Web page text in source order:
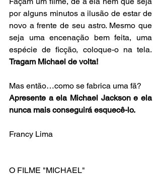
por alguns minutos a ilusão de estar de
novo a frente de seu astro. Mesmo que
seja uma encenação bem feita, uma
Tragam Michael de volta!
Mas então…como se fabrica uma fã?
Apresente a ela Michael Jackson e ela
nunca mais conseguirá esquecê-lo.
Francy Lima
O FILME "MICHAEL"